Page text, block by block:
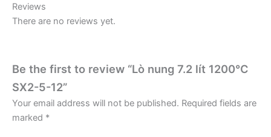
Reviews
There are no reviews yet.
Be the first to review “Lò nung 7.2 lít 1200°C
SX2-5-12”
Your email address will not be published. Required fields are
marked *